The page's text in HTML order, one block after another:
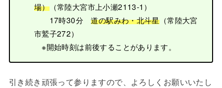
場）（常陸大宮市上小瀬2113-1）
17時30分道の駅みわ・北斗星（常陸大宮
市鷲子272）
※開始時刻は前後することがあります。
引き続き頑張って参りますので、よろしくお願いいたし